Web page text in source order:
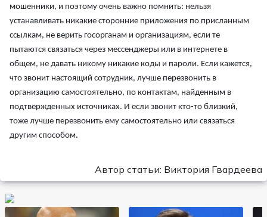
мошенники, и поэтому очень важно помнить: нельзя
устанавливать никакие сторонние приложения по присланным
ссылкам, не верить госорганам и организациям, если те
пытаются связаться через мессенджеры или в интернете в
общем, не давать никому никакие коды и пароли. Если кажется,
что звонит настоящий сотрудник, лучше перезвонить в
организацию самостоятельно, по контактам, найденным в
подтвержденных источниках. И если звонит кто-то близкий,
тоже лучше перезвонить ему самостоятельно или связаться
другим способом.
Автор статьи: Виктория Гвардеева